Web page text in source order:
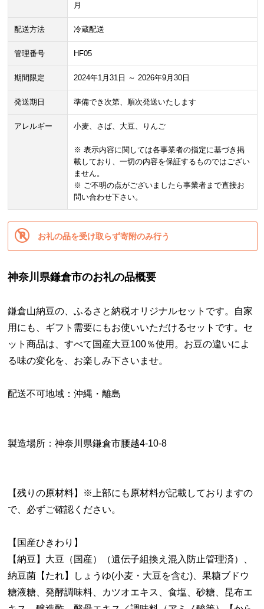
月
配送方法 冷蔵配送
管理番号 HF05
期間限定 2024年1月31日 ～ 2026年9月30日
発送期日 準備でき次第、順次発送いたします
アレルギー 小麦、さば、大豆、りんご
※ 表示内容に関しては各事業者の指定に基づき掲
載しており、一切の内容を保証するものではござい
ません。
※ ご不明の点がございましたら事業者まで直接お
問い合わせ下さい。
お礼の品を受け取らず寄附のみ行う
神奈川県鎌倉市のお礼の品概要
鎌倉山納豆の、ふるさと納税オリジナルセットです。自家
用にも、ギフト需要にもお使いいただけるセットです。セ
ット商品は、すべて国産大豆100％使用。お豆の違いによ
る味の変化を、お楽しみ下さいませ。
配送不可地域：沖縄・離島
製造場所：神奈川県鎌倉市腰越4-10-8
【残りの原材料】※上部にも原材料が記載しておりますの
で、必ずご確認ください。
【国産ひきわり】
【納豆】大豆（国産）（遺伝子組換え混入防止管理済）、
納豆菌【たれ】しょうゆ(小麦・大豆を含む)、果糖ブドウ
糖液糖、発酵調味料、カツオエキス、食塩、砂糖、昆布エ